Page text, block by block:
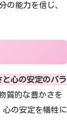
の能力を信じ、
心の安定のバラ
質的な豊かさを
心の安定を犠牲に